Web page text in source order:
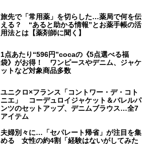
旅先で「常用薬」を切らした…薬局で何を伝
える？ “あると助かる情報”とお薬手帳の活
用法とは【薬剤師に聞く】
1点あたり“596円”cocaの《5点選べる福
袋》がお得！ ワンピースやデニム、ジャケ
ットなど対象商品多数
ユニクロ×フランス「コントワー・デ・コト
ニエ」 コーデュロイジャケット＆バレルパ
ンツのセットアップ、デニムブラウス…全7
アイテム
夫婦別々に…「セパレート帰省」が注目を集
める 女性の約4割「経験はないがしてみた